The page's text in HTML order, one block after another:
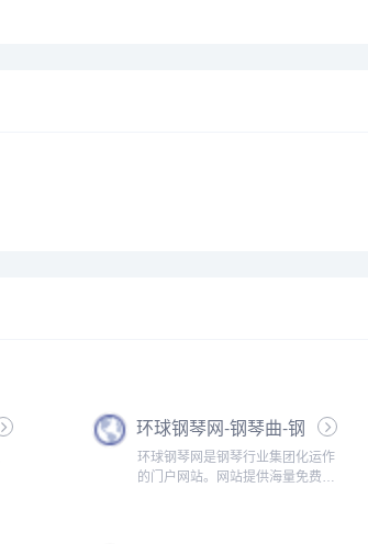
环球钢琴网-钢琴曲-钢
琴谱-钢琴入门-钢琴考
级
环球钢琴网是钢琴行业集团化运作
的门户网站。网站提供海量免费钢